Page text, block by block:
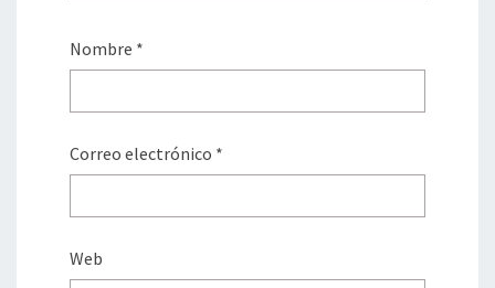
Nombre *
Correo electrónico *
Web